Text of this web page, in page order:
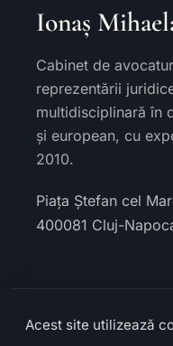
Ionaș
Cabinet de
reprezentării
multidisciplinară în
și european, cu
2010.
Piața Ștefan cel
400081 Cluj-
© 2026 Cabinet de
Acest site utilizează